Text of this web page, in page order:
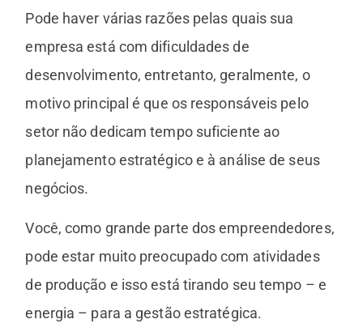
Pode haver várias razões pelas quais sua
empresa está com dificuldades de
desenvolvimento, entretanto, geralmente, o
motivo principal é que os responsáveis pelo
setor não dedicam tempo suficiente ao
planejamento estratégico e à análise de seus
negócios.
Você, como grande parte dos empreendedores,
pode estar muito preocupado com atividades
de produção e isso está tirando seu tempo – e
energia – para a gestão estratégica.